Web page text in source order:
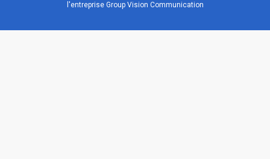
l'entreprise Group Vision Communication